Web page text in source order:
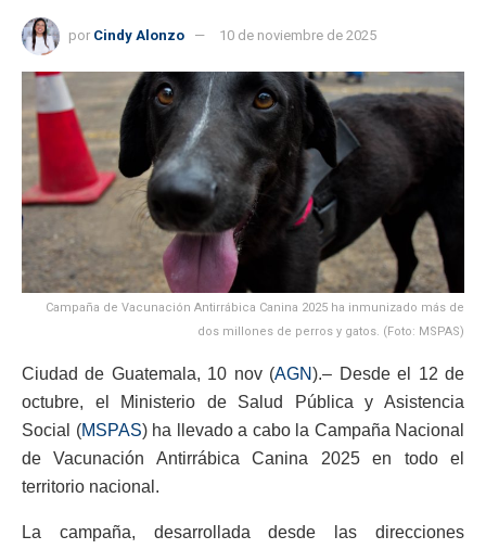
por Cindy Alonzo 10 de noviembre de 2025
Campaña de Vacunación Antirrábica Canina 2025 ha inmunizado más de
dos millones de perros y gatos. (Foto: MSPAS)
Ciudad de Guatemala, 10 nov (AGN).– Desde el 12 de
octubre, el Ministerio de Salud Pública y Asistencia
Social (MSPAS) ha llevado a cabo la Campaña Nacional
de Vacunación Antirrábica Canina 2025 en todo el
territorio nacional.
La campaña, desarrollada desde las direcciones